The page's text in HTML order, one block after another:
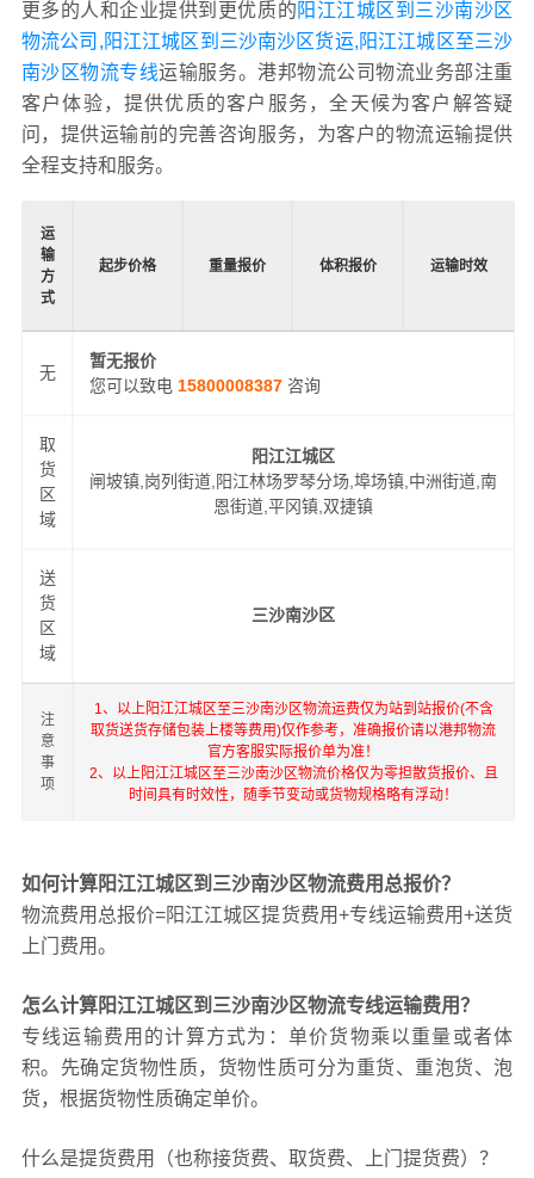
更多的人和企业提供到更优质的 阳江江城区到三沙南沙区
物流公司,阳江江城区到三沙南沙区货运,阳江江城区至三沙
南沙区物流专线运输服务。港邦物流公司物流业务部注重
客户体验，提供优质的客户服务，全天候为客户解答疑
问，提供运输前的完善咨询服务，为客户的物流运输提供
全程支持和服务。
运
输
方
式
起步价格 重量报价 体积报价 运输时效
无
暂无报价
您可以致电 15800008387 咨询
取
货
区
域
阳江江城区
闸坡镇,岗列街道,阳江林场罗琴分场,埠场镇,中洲街道,南
恩街道,平冈镇,双捷镇
送
货
区
域
三沙南沙区
注
意
事
项
1、以上阳江江城区至三沙南沙区物流运费仅为站到站报价(不含
取货送货存储包装上楼等费用)仅作参考，准确报价请以港邦物流
官方客服实际报价单为准！
2、以上阳江江城区至三沙南沙区物流价格仅为零担散货报价、且
时间具有时效性，随季节变动或货物规格略有浮动！
如何计算阳江江城区到三沙南沙区物流费用总报价？
物流费用总报价=阳江江城区提货费用+专线运输费用+送货
上门费用。
怎么计算阳江江城区到三沙南沙区物流专线运输费用？
专线运输费用的计算方式为：单价货物乘以重量或者体
积。先确定货物性质，货物性质可分为重货、重泡货、泡
货，根据货物性质确定单价。
什么是提货费用（也称接货费、取货费、上门提货费）？